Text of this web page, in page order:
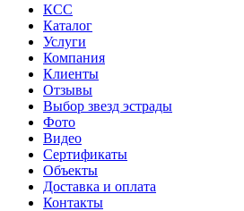
КСС
Каталог
Услуги
Компания
Клиенты
Oтзывы
Выбор звезд эстрады
Фото
Видео
Сертификаты
Объекты
Доставка и оплата
Контакты